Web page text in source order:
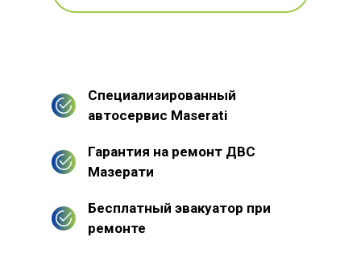
Специализированный
автосервис Maserati
Гарантия на ремонт ДВС
Мазерати
Бесплатный эвакуатор при
ремонте